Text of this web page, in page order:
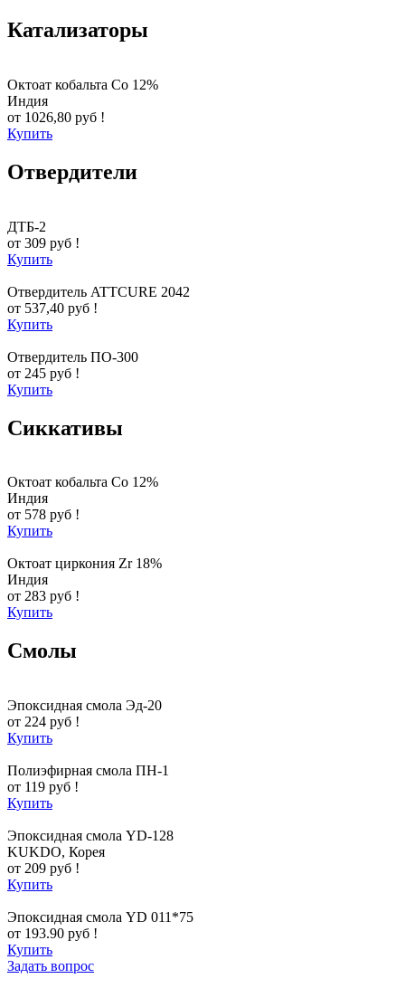
Катализаторы
Октоат кобальта Co 12%
Индия
от 1026,80 руб !
Купить
Отвердители
ДТБ-2
от 309 руб !
Купить
Отвердитель ATTCURE 2042
от 537,40 руб !
Купить
Отвердитель ПО-300
от 245 руб !
Купить
Сиккативы
Октоат кобальта Co 12%
Индия
от 578 руб !
Купить
Октоат циркония Zr 18%
Индия
от 283 руб !
Купить
Смолы
Эпоксидная смола Эд-20
от 224 руб !
Купить
Полиэфирная смола ПН-1
от 119 руб !
Купить
Эпоксидная смола YD-128
KUKDO, Корея
от 209 руб !
Купить
Эпоксидная смола YD 011*75
от 193.90 руб !
Купить
Задать вопрос